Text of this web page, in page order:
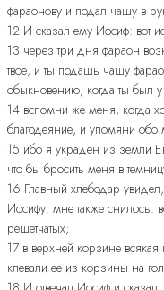
фараонову и подал чашу в
12 И сказал ему Иосиф: вот
13 через три дня фараон
твое, и ты подашь чашу
обыкновению, когда ты был
14 вспомни же меня, когда
благодеяние, и упомяни
15 ибо я украден из земли
что бы бросить меня в
16 Главный хлебодар
Иосифу: мне также снилось:
решетчатых;
17 в верхней корзине
клевали ее из корзины на